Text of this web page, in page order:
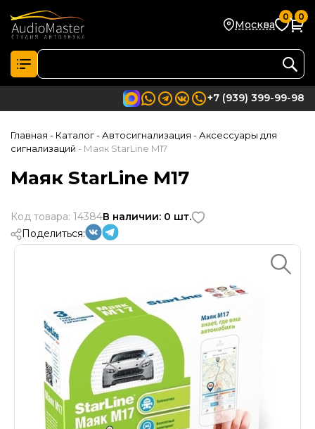
Москва
0 0
+7 (939) 399-99-98
Главная - Каталог- Автосигнализация - Аксессуары для
сигнализаций - Маяк StarLine M17
Маяк StarLine M17
Код товара: 14384В наличии: 0 шт.
Поделиться: